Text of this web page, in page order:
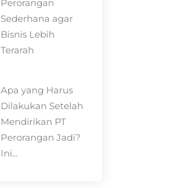
Perorangan
Sederhana agar
Bisnis Lebih
Terarah
Apa yang Harus
Dilakukan Setelah
Mendirikan PT
Perorangan Jadi?
Ini...